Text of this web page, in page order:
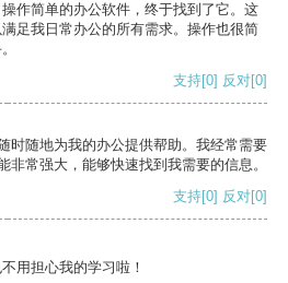
作简单的办公软件，终于找到了它。这
足我日常办公的所有需求。操作也很简
支持[0] 反对[0]
时随地为我的办公提供帮助。我经常需要
非常强大，能够快速找到我需要的信息。
支持[0] 反对[0]
用担心我的学习啦！